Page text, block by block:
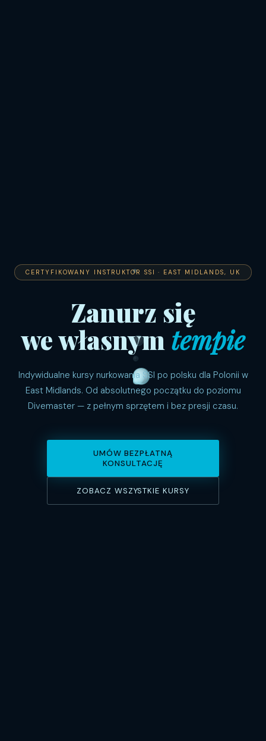
CERTYFIKOWANY INSTRUKTOR SSI · EAST MIDLANDS, UK
Zanurz się
we własnym tempie
Indywidualne kursy nurkowania SSI po polsku dla Polonii w
East Midlands. Od absolutnego początku do poziomu
Divemaster — z pełnym sprzętem i bez presji czasu.
UMÓW BEZPŁATNĄ
KONSULTACJĘ
ZOBACZ WSZYSTKIE KURSY